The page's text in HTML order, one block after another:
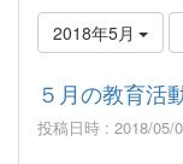
2018年5月
５月の教育活
投稿日時 : 2018/05/